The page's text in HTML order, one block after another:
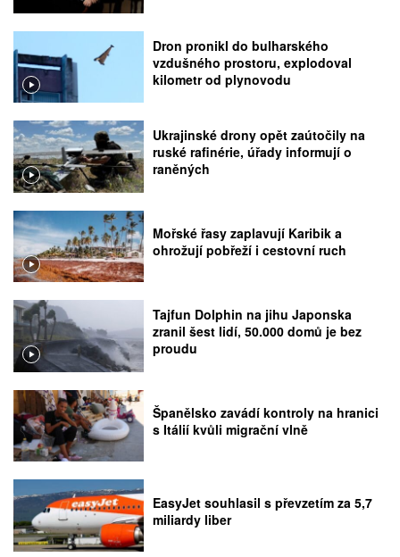
Dron pronikl do bulharského
vzdušného prostoru, explodoval
kilometr od plynovodu
Ukrajinské drony opět zaútočily na
ruské rafinérie, úřady informují o
raněných
Mořské řasy zaplavují Karibik a
ohrožují pobřeží i cestovní ruch
Tajfun Dolphin na jihu Japonska
zranil šest lidí, 50.000 domů je bez
proudu
Španělsko zavádí kontroly na hranici
s Itálií kvůli migrační vlně
EasyJet souhlasil s převzetím za 5,7
miliardy liber